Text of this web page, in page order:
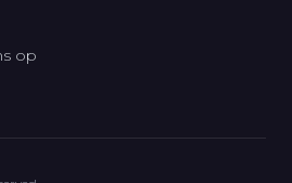
op